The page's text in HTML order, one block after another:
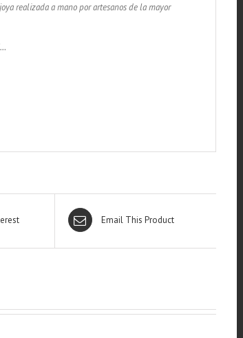
realizada a mano por artesanos de la mayor
Email This Product